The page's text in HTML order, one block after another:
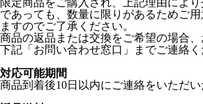
限定商品をご購入され、上記理由によ
であっても、数量に限りがあるためご
ますのでご了承ください。
商品の返品または交換をご希望の場合、
下記「お問い合わせ窓口」までご連絡く
対応可能期間
商品到着後10日以内にご連絡をいただい